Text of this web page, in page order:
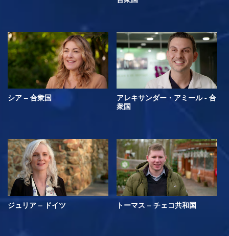
シア – 合衆国
アレキサンダー・アミール - 合
衆国
ジュリア – ドイツ トーマス – チェコ共和国